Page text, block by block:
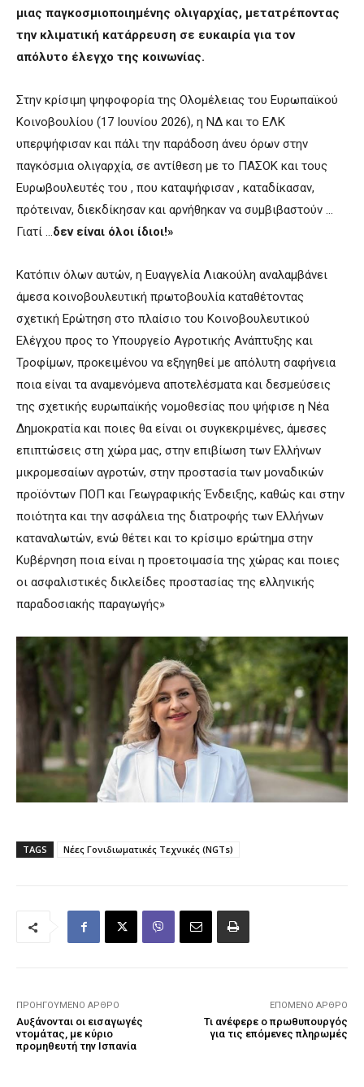
μιας παγκοσμιοποιημένης ολιγαρχίας, μετατρέποντας
την κλιματική κατάρρευση σε ευκαιρία για τον
απόλυτο έλεγχο της κοινωνίας.
Στην κρίσιμη ψηφοφορία της Ολομέλειας του Ευρωπαϊκού
Κοινοβουλίου (17 Ιουνίου 2026), η ΝΔ και το ΕΛΚ
υπερψήφισαν και πάλι την παράδοση άνευ όρων στην
παγκόσμια ολιγαρχία, σε αντίθεση με το ΠΑΣΟΚ και τους
Ευρωβουλευτές του , που καταψήφισαν , καταδίκασαν,
πρότειναν, διεκδίκησαν και αρνήθηκαν να συμβιβαστούν …
Γιατί …δεν είναι όλοι ίδιοι!»
Κατόπιν όλων αυτών, η Ευαγγελία Λιακούλη αναλαμβάνει
άμεσα κοινοβουλευτική πρωτοβουλία καταθέτοντας
σχετική Ερώτηση στο πλαίσιο του Κοινοβουλευτικού
Ελέγχου προς το Υπουργείο Αγροτικής Ανάπτυξης και
Τροφίμων, προκειμένου να εξηγηθεί με απόλυτη σαφήνεια
ποια είναι τα αναμενόμενα αποτελέσματα και δεσμεύσεις
της σχετικής ευρωπαϊκής νομοθεσίας που ψήφισε η Νέα
Δημοκρατία και ποιες θα είναι οι συγκεκριμένες, άμεσες
επιπτώσεις στη χώρα μας, στην επιβίωση των Ελλήνων
μικρομεσαίων αγροτών, στην προστασία των μοναδικών
προϊόντων ΠΟΠ και Γεωγραφικής Ένδειξης, καθώς και στην
ποιότητα και την ασφάλεια της διατροφής των Ελλήνων
καταναλωτών, ενώ θέτει και το κρίσιμο ερώτημα στην
Κυβέρνηση ποια είναι η προετοιμασία της χώρας και ποιες
οι ασφαλιστικές δικλείδες προστασίας της ελληνικής
παραδοσιακής παραγωγής»
TAGS Νέες Γονιδιωματικές Τεχνικές (NGTs)
ΠΡΟΗΓΟΎΜΕΝΟ ΆΡΘΡΟ
Αυξάνονται οι εισαγωγές
ντομάτας, με κύριο
προμηθευτή την Ισπανία
ΕΠΌΜΕΝΟ ΆΡΘΡΟ
Τι ανέφερε ο πρωθυπουργός
για τις επόμενες πληρωμές